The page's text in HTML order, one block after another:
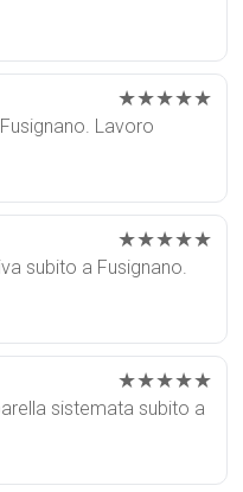
★★★★★
Lavoro
★★★★★
subito a Fusignano.
★★★★★
sistemata subito a